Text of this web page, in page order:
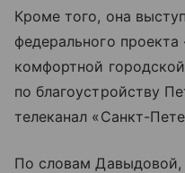
Кроме того, она
федерального
комфортной
по благоустройству
телеканал «Санкт-
По словам Давыдовой,